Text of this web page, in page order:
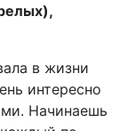
в жизни
интересно
Начинаешь